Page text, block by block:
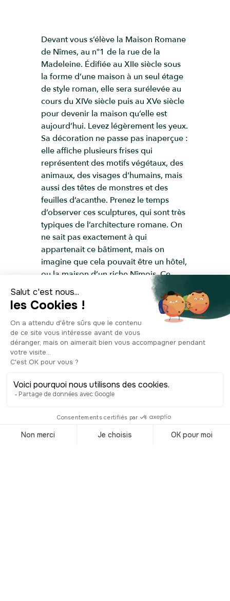
Devant vous s’élève la Maison Romane
de Nîmes, au n°1 de la rue de la
Madeleine. Édifiée au XIIe siècle sous
la forme d’une maison à un seul étage
de style roman, elle sera surélevée au
cours du XIVe siècle puis au XVe siècle
pour devenir la maison qu’elle est
aujourd’hui. Levez légèrement les yeux.
Sa décoration ne passe pas inaperçue :
elle affiche plusieurs frises qui
représentent des motifs végétaux, des
animaux, des visages d'humains, mais
aussi des têtes de monstres et des
feuilles d’acanthe. Prenez le temps
d’observer ces sculptures, qui sont très
typiques de l’architecture romane. On
ne sait pas exactement à qui
appartenait ce bâtiment, mais on
imagine que cela pouvait être un hôtel,
ou la maison d’un riche Nîmois. Ce
qu’on sait en tout cas, c’est que c’est
l’un des plus beaux exemples romans
que l’on puisse voir dans la ville, qui
nous vient tout droit du Moyen Age.
Son ancienneté et son architecture
romane typique en font l’un des lieux
inscrits aux Monuments historiques de